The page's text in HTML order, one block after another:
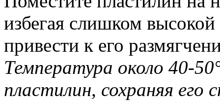
избегая слишком
привести к его
Температура около 40-
пластилин, сохраняя его